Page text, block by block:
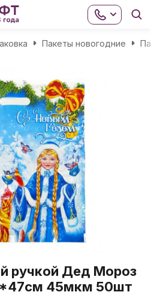
Пакеты новогодние
ручкой Дед Мороз
45мкм 50шт